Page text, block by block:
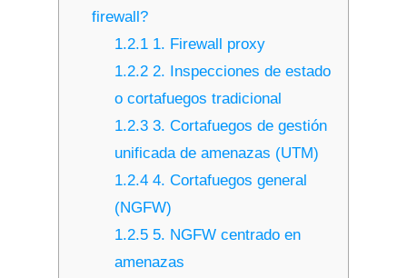
firewall?
1.2.1 1. Firewall proxy
1.2.2 2. Inspecciones de estado
o cortafuegos tradicional
1.2.3 3. Cortafuegos de gestión
unificada de amenazas (UTM)
1.2.4 4. Cortafuegos general
(NGFW)
1.2.5 5. NGFW centrado en
amenazas